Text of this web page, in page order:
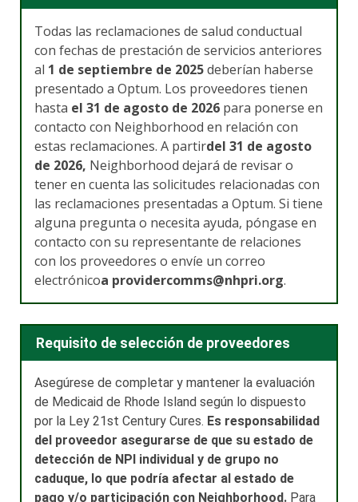
Todas las reclamaciones de salud conductual
con fechas de prestación de servicios anteriores
al 1 de septiembre de 2025deberían haberse
presentado a Optum. Los proveedores tienen
hasta el 31 de agosto de 2026 para ponerse en
contacto con Neighborhood en relación con
estas reclamaciones. A partirdel 31 de agosto
de 2026, Neighborhood dejará de revisar o
tener en cuenta las solicitudes relacionadas con
las reclamaciones presentadas a Optum. Si tiene
alguna pregunta o necesita ayuda, póngase en
contacto con su representante de relaciones
con los proveedores o envíe un correo
electrónicoa providercomms@nhpri.org.
Requisito de selección de proveedores
Asegúrese de completar y mantener la evaluación
de Medicaid de Rhode Island según lo dispuesto
por la Ley 21st Century Cures. Es responsabilidad
del proveedor asegurarse de que su estado de
detección de NPI individual y de grupo no
caduque, lo que podría afectar al estado de
pago y/o participación con Neighborhood. Para